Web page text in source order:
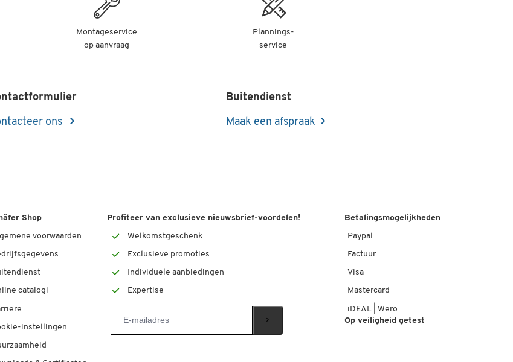
Montageservice
op aanvraag
Plannings-
service
ons
Buitendienst
Maak een afspraak
Shop
voorwaarden
catalogi
instellingen
Profiteer van exclusieve nieuwsbrief-voordelen!
Welkomstgeschenk
Exclusieve promoties
Individuele aanbiedingen
Expertise
Betalingsmogelijkheden
Paypal
Factuur
Visa
Mastercard
iDEAL | Wero
Op veiligheid getest